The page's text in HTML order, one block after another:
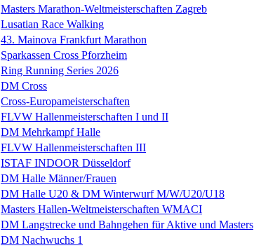
Masters Marathon-Weltmeisterschaften Zagreb
Lusatian Race Walking
43. Mainova Frankfurt Marathon
Sparkassen Cross Pforzheim
Ring Running Series 2026
DM Cross
Cross-Europameisterschaften
FLVW Hallenmeisterschaften I und II
DM Mehrkampf Halle
FLVW Hallenmeisterschaften III
ISTAF INDOOR Düsseldorf
DM Halle Männer/Frauen
DM Halle U20 & DM Winterwurf M/W/U20/U18
Masters Hallen-Weltmeisterschaften WMACI
DM Langstrecke und Bahngehen für Aktive und Masters
DM Nachwuchs 1